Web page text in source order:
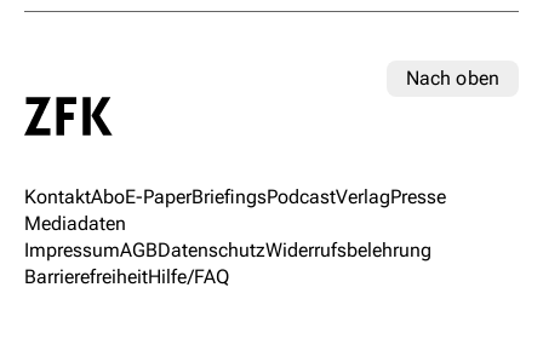
Nach oben
KontaktAboE-PaperBriefingsPodcastVerlagPresse
Mediadaten
ImpressumAGBDatenschutzWiderrufsbelehrung
BarrierefreiheitHilfe/FAQ